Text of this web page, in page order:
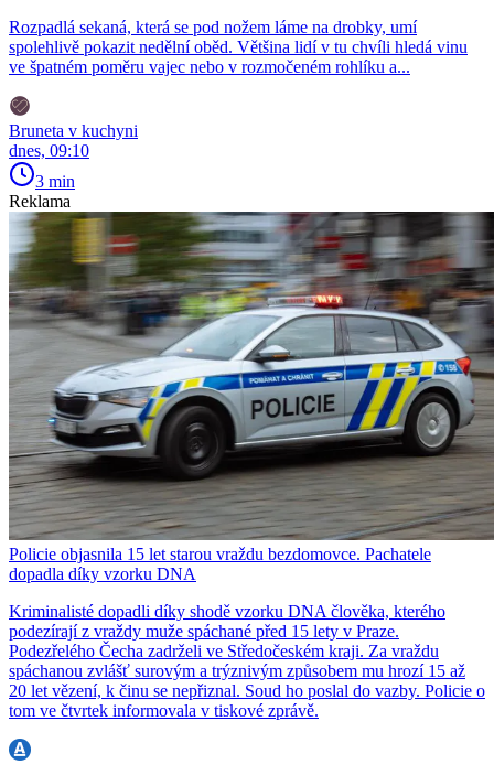
Rozpadlá sekaná, která se pod nožem láme na drobky, umí
spolehlivě pokazit nedělní oběd. Většina lidí v tu chvíli hledá vinu
ve špatném poměru vajec nebo v rozmočeném rohlíku a...
Bruneta v kuchyni
dnes, 09:10
3 min
Reklama
Policie objasnila 15 let starou vraždu bezdomovce. Pachatele
dopadla díky vzorku DNA
Kriminalisté dopadli díky shodě vzorku DNA člověka, kterého
podezírají z vraždy muže spáchané před 15 lety v Praze.
Podezřelého Čecha zadrželi ve Středočeském kraji. Za vraždu
spáchanou zvlášť surovým a trýznivým způsobem mu hrozí 15 až
20 let vězení, k činu se nepřiznal. Soud ho poslal do vazby. Policie o
tom ve čtvrtek informovala v tiskové zprávě.